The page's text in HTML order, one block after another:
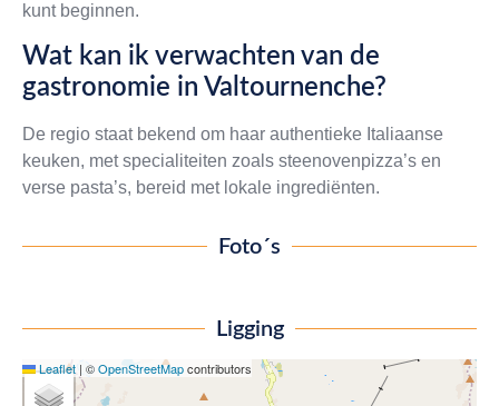
kunt beginnen.
Wat kan ik verwachten van de
gastronomie in Valtournenche?
De regio staat bekend om haar authentieke Italiaanse
keuken, met specialiteiten zoals steenovenpizza’s en
verse pasta’s, bereid met lokale ingrediënten.
Foto´s
Ligging
+
Leaflet | ©OpenStreetMapcontributors